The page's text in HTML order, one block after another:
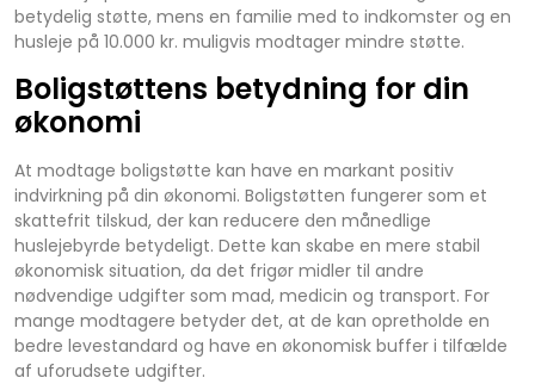
betydelig støtte, mens en familie med to indkomster og en
husleje på 10.000 kr. muligvis modtager mindre støtte.
Boligstøttens betydning for din
økonomi
At modtage boligstøtte kan have en markant positiv
indvirkning på din økonomi. Boligstøtten fungerer som et
skattefrit tilskud, der kan reducere den månedlige
huslejebyrde betydeligt. Dette kan skabe en mere stabil
økonomisk situation, da det frigør midler til andre
nødvendige udgifter som mad, medicin og transport. For
mange modtagere betyder det, at de kan opretholde en
bedre levestandard og have en økonomisk buffer i tilfælde
af uforudsete udgifter.